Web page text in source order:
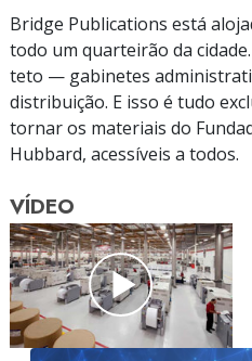
Bridge Publications está
todo um quarteirão da
teto — gabinetes
distribuição. E isso é tudo
tornar os materiais do
Hubbard, acessíveis a todos.
VÍDEO